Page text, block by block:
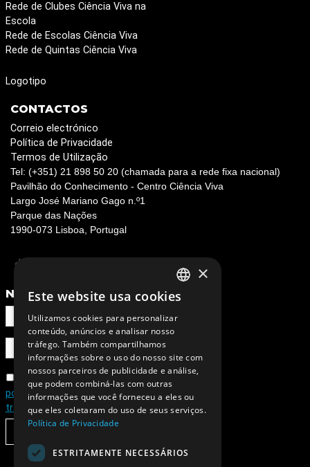
Rede de Clubes Ciência Viva na
Escola
Rede de Escolas Ciência Viva
Rede de Quintas Ciência Viva
Logotipo
CONTACTOS
Correio electrónico
Política de Privacidade
Termos de Utilização
Tel: (+351) 21 898 50 20 (chamada para a rede fixa nacional)
Pavilhão do Conhecimento - Centro Ciência Viva
Largo José Mariano Gago n.º1
Parque das Nações
1990-073 Lisboa, Portugal
NEWSLETTER
Concordo com a
política de privacidade e de
tratamento de dados pessoais
PORTUGUESE
ENGLISH
×
Este website usa cookies
Utilizamos cookies para personalizar
conteúdo, anúncios e analisar nosso
tráfego. Também compartilhamos
informações sobre o uso do nosso site com
nossos parceiros de publicidade e análise,
que podem combiná-las com outras
informações que você forneceu a eles ou
que eles coletaram do uso de seus serviços.
Política de Privacidade
ESTRITAMENTE NECESSÁRIOS